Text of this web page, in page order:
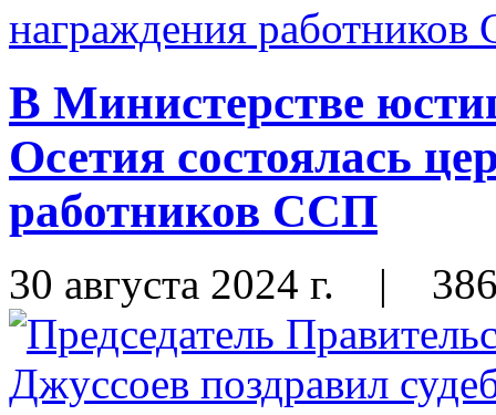
В Министерстве
Осетия состоялась
работников ССП
30 августа 2024 г. |